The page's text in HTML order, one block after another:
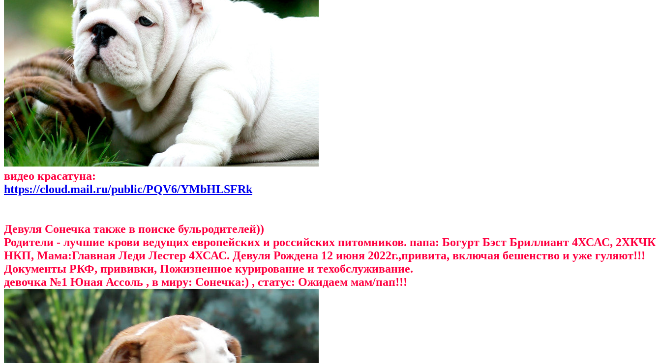
видео красатуна:
https://cloud.mail.ru/public/PQV6/YMbHLSFRk
Девуля Сонечка также в поиске бульродителей))
Родители - лучшие крови ведущих европейских и российских питомников. папа: Богурт Бэст Бриллиант 4ХСАС, 2ХКЧК
НКП, Мама:Главная Леди Лестер 4ХСАС. Девуля Рождена 12 июня 2022г.,привита, включая бешенство и уже гуляют!!!
Документы РКФ, прививки, Пожизненное курирование и техобслуживание.
девочка №1 Юная Ассоль , в миру: Сонечка:) , статус: Ожидаем мам/пап!!!